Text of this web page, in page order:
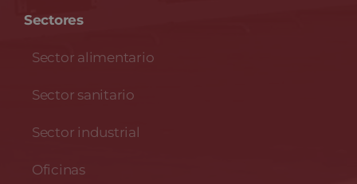
Sectores
Sector alimentario
Sector sanitario
Sector industrial
Oficinas